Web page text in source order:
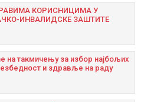
КОРИСНИЦИМА У
ИНВАЛИДСКЕ ЗАШТИТЕ
на такмичењу за избор најбољих
и здравље на раду